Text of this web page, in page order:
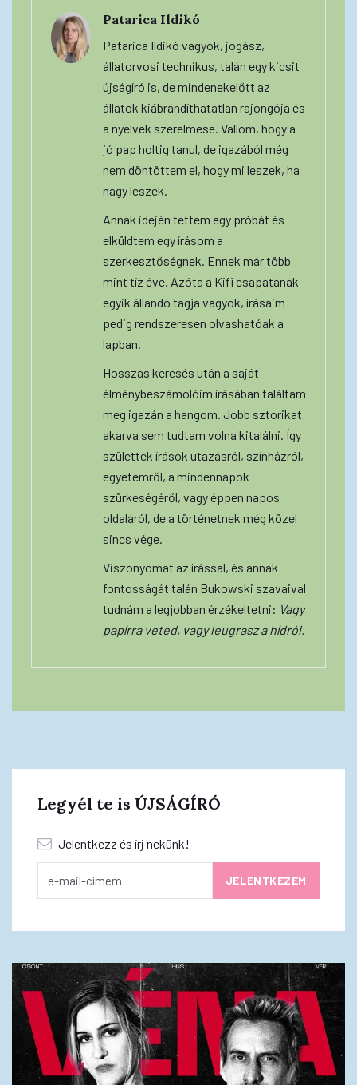
Patarica Ildikó
Patarica Ildikó vagyok, jogász,
állatorvosi technikus, talán egy kicsit
újságíró is, de mindenekelőtt az
állatok kiábrándíthatatlan rajongója és
a nyelvek szerelmese. Vallom, hogy a
jó pap holtig tanul, de igazából még
nem döntöttem el, hogy mi leszek, ha
nagy leszek.
Annak idején tettem egy próbát és
elküldtem egy írásom a
szerkesztőségnek. Ennek már több
mint tíz éve. Azóta a Kifi csapatának
egyik állandó tagja vagyok, írásaim
pedig rendszeresen olvashatóak a
lapban.
Hosszas keresés után a saját
élménybeszámolóim írásában találtam
meg igazán a hangom. Jobb sztorikat
akarva sem tudtam volna kitalálni. Így
születtek írások utazásról, színházról,
egyetemről, a mindennapok
szürkeségéről, vagy éppen napos
oldaláról, de a történetnek még közel
sincs vége.
Viszonyomat az írással, és annak
fontosságát talán Bukowski szavaival
tudnám a legjobban érzékeltetni: Vagy
papírra veted, vagy leugrasz a hídról.
Legyél te is ÚJSÁGÍRÓ
Jelentkezz és írj nekünk!